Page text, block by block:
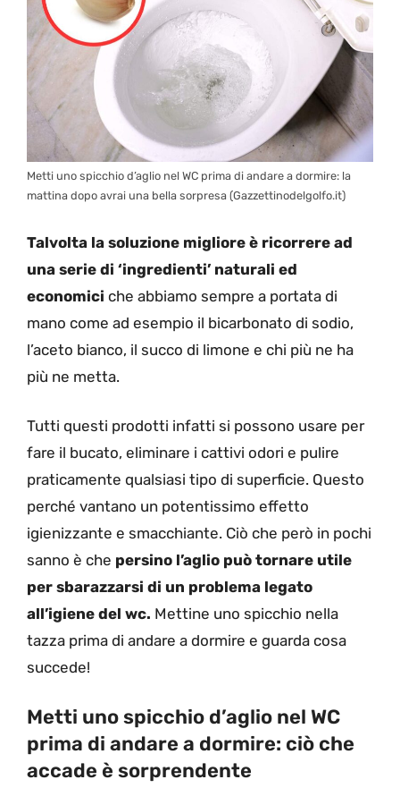
Metti uno spicchio d’aglio nel WC prima di andare a dormire: la
mattina dopo avrai una bella sorpresa (Gazzettinodelgolfo.it)
Talvolta la soluzione migliore è ricorrere ad
una serie di ‘ingredienti’ naturali ed
economici che abbiamo sempre a portata di
mano come ad esempio il bicarbonato di sodio,
l’aceto bianco, il succo di limone e chi più ne ha
più ne metta.
Tutti questi prodotti infatti si possono usare per
fare il bucato, eliminare i cattivi odori e pulire
praticamente qualsiasi tipo di superficie. Questo
perché vantano un potentissimo effetto
igienizzante e smacchiante. Ciò che però in pochi
sanno è che persino l’aglio può tornare utile
per sbarazzarsi di un problema legato
all’igiene del wc. Mettine uno spicchio nella
tazza prima di andare a dormire e guarda cosa
succede!
Metti uno spicchio d’aglio nel WC
prima di andare a dormire: ciò che
accade è sorprendente